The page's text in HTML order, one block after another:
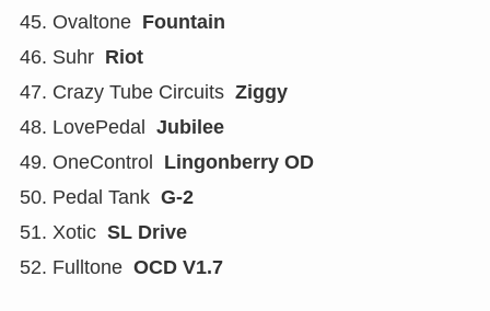
45. Ovaltone Fountain
46. Suhr Riot
47. Crazy Tube Circuits Ziggy
48. LovePedal Jubilee
49. OneControl Lingonberry OD
50. Pedal Tank G-2
51. Xotic SL Drive
52. Fulltone OCD V1.7